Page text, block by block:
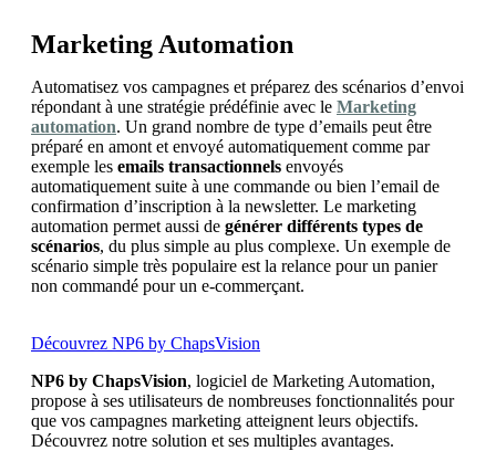
Marketing Automation
Automatisez vos campagnes et préparez des scénarios d’envoi
répondant à une stratégie prédéfinie avec le Marketing
automation. Un grand nombre de type d’emails peut être
préparé en amont et envoyé automatiquement comme par
exemple les emails transactionnels envoyés
automatiquement suite à une commande ou bien l’email de
confirmation d’inscription à la newsletter. Le marketing
automation permet aussi de générer différents types de
scénarios, du plus simple au plus complexe. Un exemple de
scénario simple très populaire est la relance pour un panier
non commandé pour un e-commerçant.
Découvrez NP6 by ChapsVision
NP6 by ChapsVision, logiciel de Marketing Automation,
propose à ses utilisateurs de nombreuses fonctionnalités pour
que vos campagnes marketing atteignent leurs objectifs.
Découvrez notre solution et ses multiples avantages.